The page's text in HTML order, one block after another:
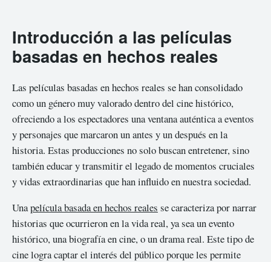
Introducción a las películas
basadas en hechos reales
Las películas basadas en hechos reales se han consolidado
como un género muy valorado dentro del cine histórico,
ofreciendo a los espectadores una ventana auténtica a eventos
y personajes que marcaron un antes y un después en la
historia. Estas producciones no solo buscan entretener, sino
también educar y transmitir el legado de momentos cruciales
y vidas extraordinarias que han influido en nuestra sociedad.
Unapelícula basada en hechos reales se caracteriza por narrar
historias que ocurrieron en la vida real, ya sea un evento
histórico, una biografía en cine, o un drama real. Este tipo de
cine logra captar el interés del público porque les permite